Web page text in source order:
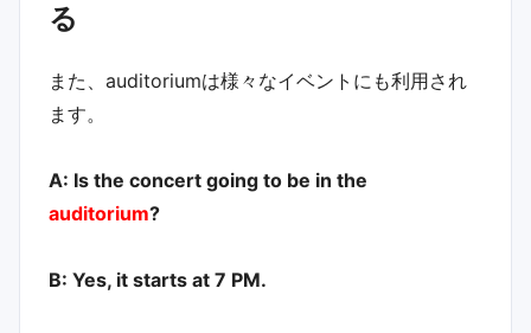
る
また、auditoriumは様々なイベントにも利用され
ます。
A: Is the concert going to be in the
auditorium?
B: Yes, it starts at 7 PM.